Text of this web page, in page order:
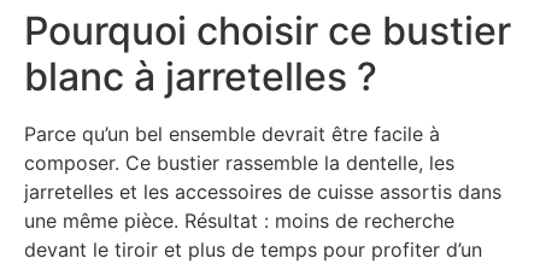
Pourquoi choisir ce bustier
blanc à jarretelles ?
Parce qu’un bel ensemble devrait être facile à
composer. Ce bustier rassemble la dentelle, les
jarretelles et les accessoires de cuisse assortis dans
une même pièce. Résultat : moins de recherche
devant le tiroir et plus de temps pour profiter d’un